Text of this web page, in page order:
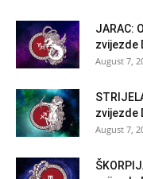
JARAC:
zvijezde
August 7,
zvijezde
August 7,